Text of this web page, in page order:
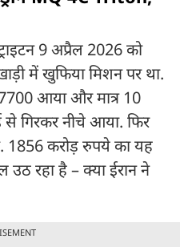
9 अप्रैल 2026 को
में खुफिया मिशन पर था.
आया और मात्र 10
से गिरकर नीचे आया. फिर
1856 करोड़ रुपये का यह
उठ रहा है – क्या ईरान ने